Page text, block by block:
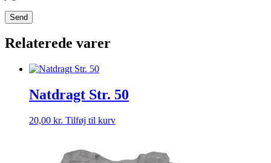
Relaterede varer
Natdragt Str. 50
20,00 kr. Tilføj til kurv